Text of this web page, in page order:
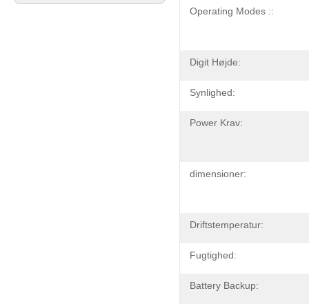
Operating Modes ::
Digit Højde:
Synlighed:
Power Krav:
dimensioner:
Driftstemperatur:
Fugtighed:
Battery Backup: